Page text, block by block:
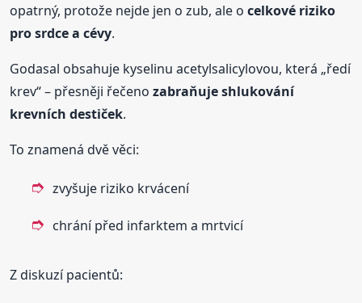
opatrný, protože nejde jen o zub, ale ocelkové riziko
pro srdce a cévy.
Godasal obsahuje kyselinu acetylsalicylovou, která „ředí
krev“ – přesněji řečenozabraňuje shlukování
krevních destiček.
To znamená dvě věci:
zvyšuje riziko krvácení
chrání před infarktem a mrtvicí
Z diskuzí pacientů: